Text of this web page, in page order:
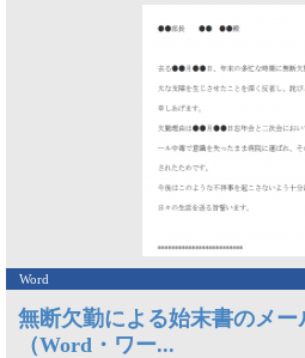
Word
無断欠勤による始末書のメー
（Word・ワー...